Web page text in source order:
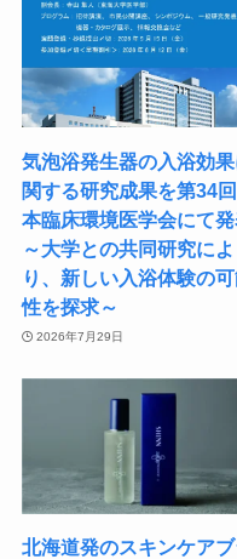
気泡浴発生器の入浴効果
関する研究成果を​第34回
本臨床環境医学会にて発
～大学との共同研究によ
り、新しい入浴体験の
性を探求～
2026年7月29日
北海道発のスキンケアブ